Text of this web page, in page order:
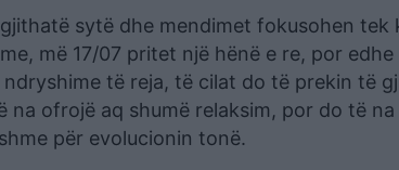
sytë dhe mendimet fokusohen tek
më 17/07 pritet një hënë e re, por
të reja, të cilat do të prekin të
na ofrojë aq shumë relaksim, por do të
për evolucionin tonë.